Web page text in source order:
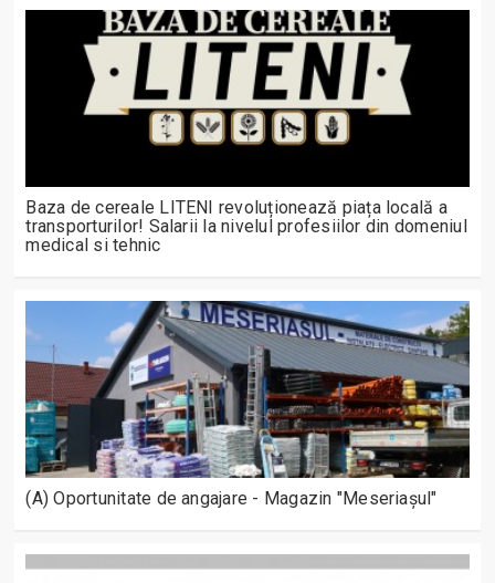
Baza de cereale LITENI revoluționează piața locală a
transporturilor! Salarii la nivelul profesiilor din domeniul
medical si tehnic
(A) Oportunitate de angajare - Magazin "Meseriașul"